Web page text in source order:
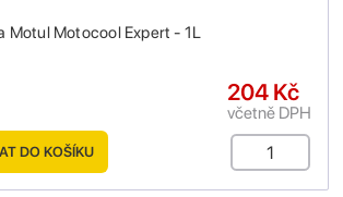
Motul Motocool Expert - 1L
204 Kč
včetně DPH
DO KOŠÍKU